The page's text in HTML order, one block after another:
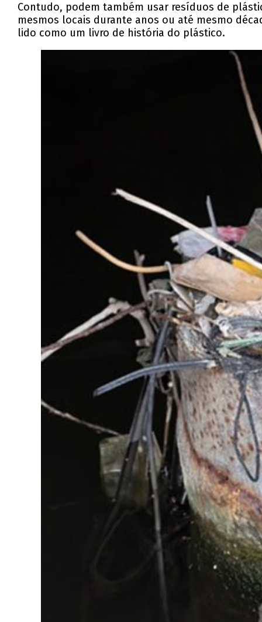
Contudo, podem também usar resíduos de
mesmos locais durante anos ou até mesmo
lido como um livro de história do plástico.